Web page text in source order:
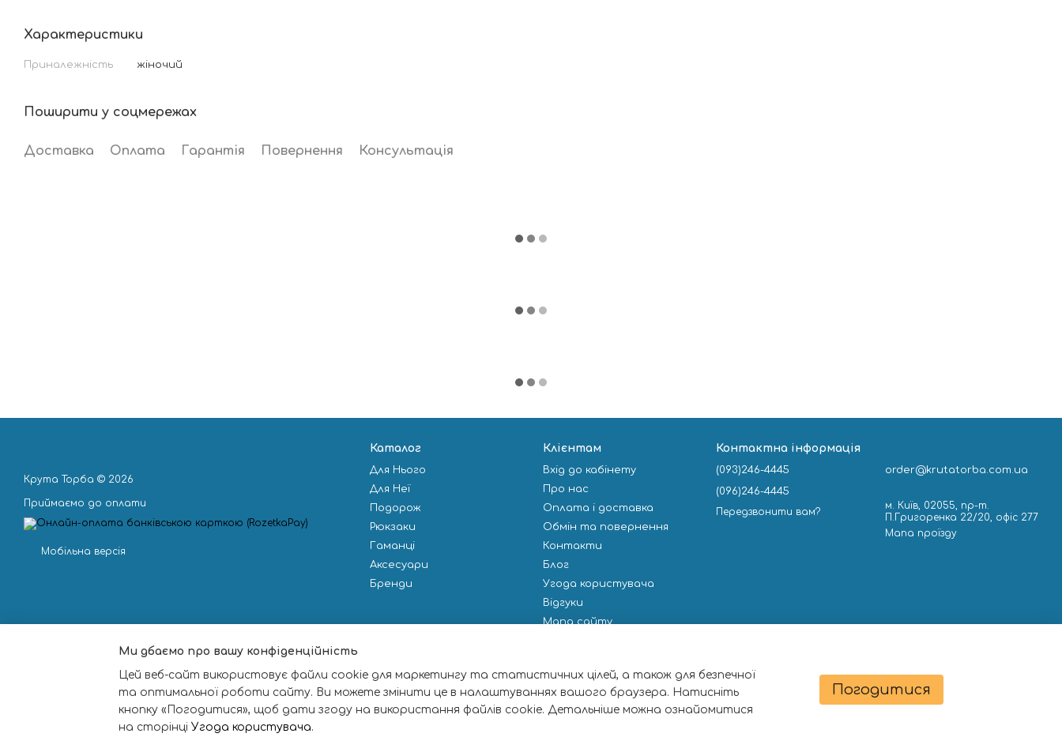
Характеристики
Приналежність жіночий
Поширити у соцмережах
Доставка Оплата Гарантія Повернення Консультація
Крута Торба © 2026
Приймаємо до оплати
Мобільна версія
Каталог
Для Нього
Для Неї
Подорож
Рюкзаки
Гаманці
Аксесуари
Бренди
Клієнтам
Вхід до кабінету
Про нас
Оплата і доставка
Обмін та повернення
Контакти
Блог
Угода користувача
Відгуки
Мапа сайту
Ми в соцмережах
Контактна інформація
(093)246-4445
(096)246-4445
Передзвонити вам?
order@krutatorba.com.ua
м. Київ, 02055, пр-т.
П.Григоренка 22/20, офіс 277
Мапа проїзду
Ми дбаємо про вашу конфіденційність
Цей веб-сайт використовує файли cookie для маркетингу та статистичних цілей, а також для безпечної
та оптимальної роботи сайту. Ви можете змінити це в налаштуваннях вашого браузера. Натисніть
кнопку «Погодитися», щоб дати згоду на використання файлів cookie. Детальніше можна ознайомитися
на сторінці Угода користувача.
Погодитися